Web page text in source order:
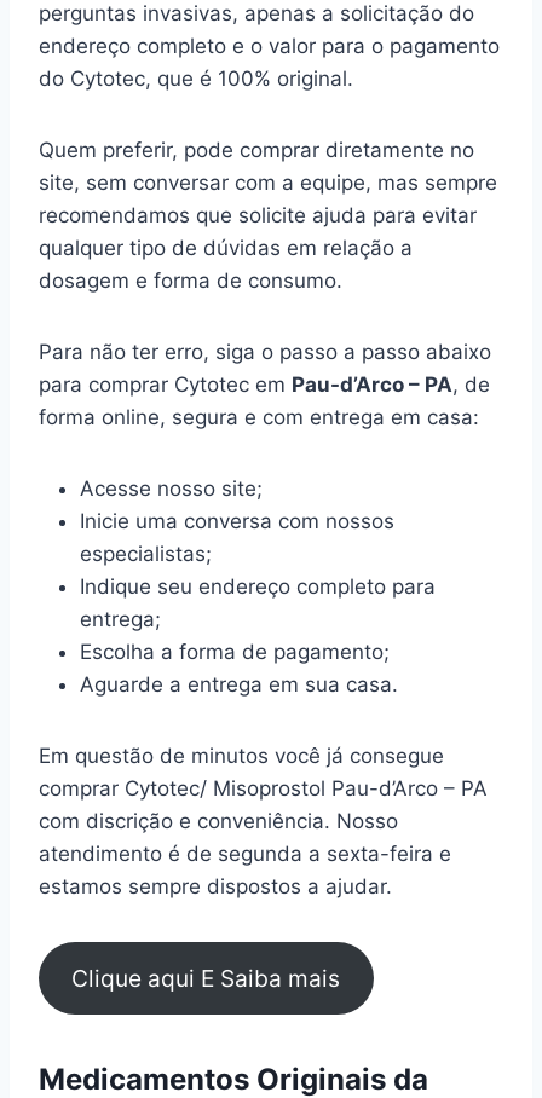
perguntas invasivas, apenas a solicitação do
endereço completo e o valor para o pagamento
do Cytotec, que é 100% original.
Quem preferir, pode comprar diretamente no
site, sem conversar com a equipe, mas sempre
recomendamos que solicite ajuda para evitar
qualquer tipo de dúvidas em relação a
dosagem e forma de consumo.
Para não ter erro, siga o passo a passo abaixo
para comprar Cytotec em Pau-d’Arco – PA, de
forma online, segura e com entrega em casa:
Acesse nosso site;
Inicie uma conversa com nossos
especialistas;
Indique seu endereço completo para
entrega;
Escolha a forma de pagamento;
Aguarde a entrega em sua casa.
Em questão de minutos você já consegue
comprar Cytotec/ Misoprostol Pau-d’Arco – PA
com discrição e conveniência. Nosso
atendimento é de segunda a sexta-feira e
estamos sempre dispostos a ajudar.
Clique aqui E Saiba mais
Medicamentos Originais da